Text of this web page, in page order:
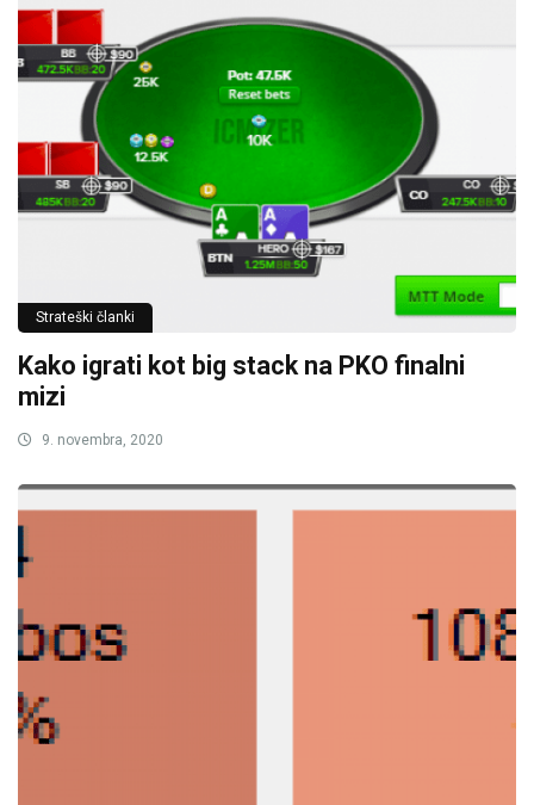
Strateški članki
Kako igrati kot big stack na PKO finalni
mizi
9. novembra, 2020